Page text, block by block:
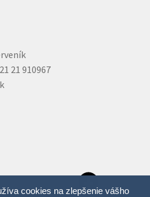
cookies na zlepšenie vášho
21 910967